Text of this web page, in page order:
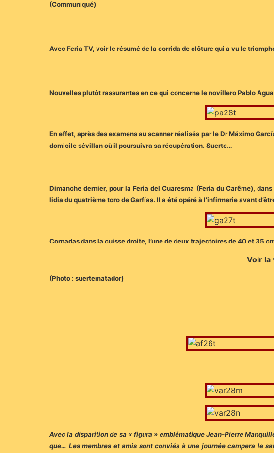
(Communiqué)
Avec Feria TV, voir le résumé de la corrida de clôture qui a vu le
Nouvelles plutôt rassurantes en ce qui concerne le novillero Pablo
En effet, après des examens au scanner réalisés par le Dr Máximo
domicile sévillan où il poursuivra sa récupération. Suerte…
Dimanche dernier, pour la Feria del Cuaresma (Feria du Carême),
lidia du quatrième toro de Garfías. Il a été opéré à l’infirmerie avant
Cornadas dans la cuisse droite, l’une de deux trajectoires de 40 et 35
Voir la
(Photo : suertematador)
Avec la disparition de sa « figura » emblématique Jean-Pierre
que… Les membres et amis sont conviés à une journée campera le